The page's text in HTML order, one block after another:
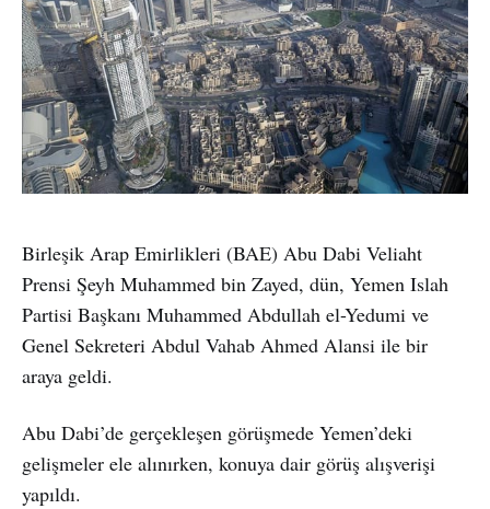
Birleşik Arap Emirlikleri (BAE) Abu Dabi Veliaht
Prensi Şeyh Muhammed bin Zayed, dün, Yemen Islah
Partisi Başkanı Muhammed Abdullah el-Yedumi ve
Genel Sekreteri Abdul Vahab Ahmed Alansi ile bir
araya geldi.
Abu Dabi’de gerçekleşen görüşmede Yemen’deki
gelişmeler ele alınırken, konuya dair görüş alışverişi
yapıldı.